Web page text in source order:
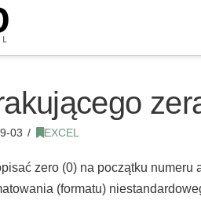
03 EXCEL
zero (0) na początku
(formatu)